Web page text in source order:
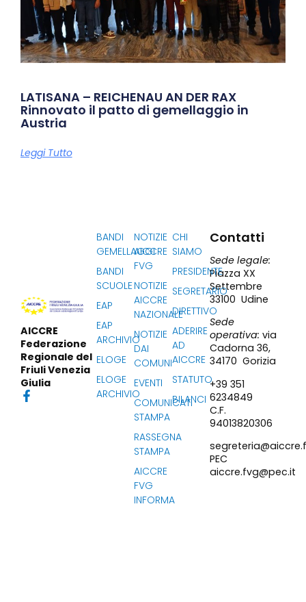
LATISANA – REICHENAU AN DER RAX
Rinnovato il patto di gemellaggio in
Austria
Leggi Tutto
AICCRE
Federazione
Regionale del
Friuli Venezia
Giulia
CHI
SIAMO
PRESIDENTE
SEGRETARIO
DIRETTIVO
ADERIRE
AD
AICCRE
STATUTO
BILANCI
NOTIZIE
AICCRE
FVG
NOTIZIE
AICCRE
NAZIONALE
NOTIZIE
DAI
COMUNI
EVENTI
COMUNICATI
STAMPA
RASSEGNA
STAMPA
AICCRE
FVG
INFORMA
BANDI
GEMELLAGGI
BANDI
SCUOLE
EAP
EAP
ARCHIVIO
ELOGE
ELOGE
ARCHIVIO
Contatti
Sede legale:
Piazza XX
Settembre
33100 Udine
Sede
operativa: via
Cadorna 36,
34170 Gorizia
+39 351
6234849
C.F.
94013820306
PEC
aiccre.fvg@pec.it